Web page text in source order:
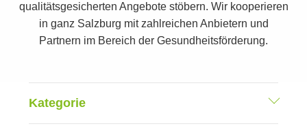
qualitätsgesicherten Angebote stöbern. Wir kooperieren
in ganz Salzburg mit zahlreichen Anbietern und
Partnern im Bereich der Gesundheitsförderung.
Kategorie